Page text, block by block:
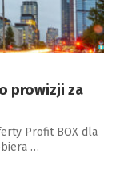
prowizji za
Profit BOX dla
…